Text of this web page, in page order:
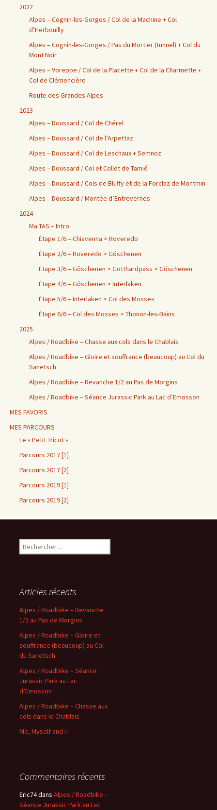
2022
Alpes – Cognin-les-Gorges / Col de la Machine + Col
d’Herbouilly
Alpes – Cognin-les-Gorges / Pas du Mortier (tunnel) + Col du
Mont Noir
Alpes – Voreppe / Col de la Placette + Col de la Charmette +
Col de Clémencière
Route des Grandes Alpes
2023
Alpes – Doussard / Col de Chérel
Alpes – Doussard / Col de l’Arpettaz
Alpes – Doussard / Col de Leschaux + Semnoz
Alpes – Doussard / Col et Collet de Tamié
Alpes – Doussard / Cols de Bluffy et de la Forclaz de Montmin
Alpes – Doussard / Montée d’Entrevernes
2024
Ma TAS – Intro
Étape 1/6 – Chiavenna > Roveredo
Étape 2/6 – Roveredo > Göschenen
Étape 3/6 – Göschenen > Gotthardpass > Göschenen
Étape 4/6 – Göschenen > Interlaken
Étape 5/6 – Interlaken > Col des Mosses
Étape 6/6 – Col des Mosses > Thonon-les-Bains
2025
Alpes / Roadbike – Chasse aux cols dans le Chablais
Alpes / Roadbike – Gloire et souffrance (beaucoup) au Col du
Sanetsch
Alpes / Roadbike – Revanche 1/2 au Pas de Morgins
Alpes / Roadbike – Séance Jurassic Park au Lac d’Emosson
MES FAVORIS
MES PARCOURS
Le « Petit Tricot »
Parcours 2017 [1]
Parcours 2017 [2]
Parcours 2019 [1]
Parcours 2019 [2]
Rechercher :
Articles récents
Alpes / Roadbike – Revanche
1/2 au Pas de Morgins
Alpes / Roadbike – Gloire et
souffrance (beaucoup) au Col
du Sanetsch
Alpes / Roadbike – Séance
Jurassic Park au Lac
d’Emosson
Alpes / Roadbike – Chasse aux
cols dans le Chablais
Me, Myself and I !
Commentaires récents
Eric74dans Alpes / Roadbike –
Séance Jurassic Park au Lac